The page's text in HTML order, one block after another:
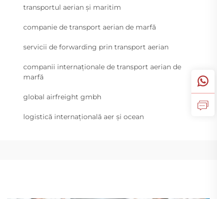
transportul aerian și maritim
companie de transport aerian de marfă
servicii de forwarding prin transport aerian
companii internaționale de transport aerian de
marfă
global airfreight gmbh
logistică internațională aer și ocean